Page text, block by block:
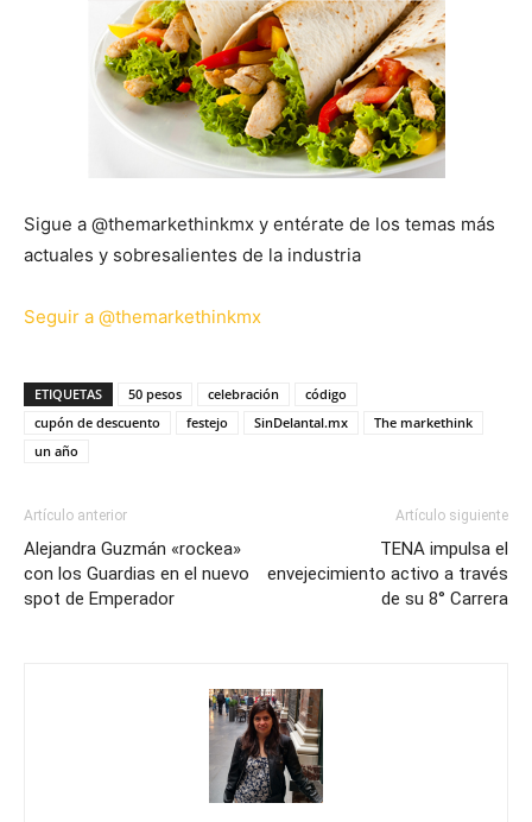
Sigue a @themarkethinkmx y entérate de los temas más
actuales y sobresalientes de la industria
Seguir a @themarkethinkmx
ETIQUETAS 50 pesos celebración
código
cupón de descuento
festejo SinDelantal.mx
The markethink
un año
Artículo anterior
Alejandra Guzmán «rockea»
con los Guardias en el nuevo
spot de Emperador
Artículo siguiente
TENA impulsa el
envejecimiento activo a través
de su 8° Carrera